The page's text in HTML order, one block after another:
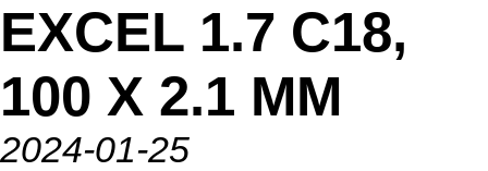
EXCEL 1.7 C18,
100 X 2.1 MM
2024-01-25